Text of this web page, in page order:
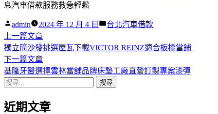
息汽車借款服務救急輕鬆
作
者:
admin 2024 年 12 月 4 日
分
台北汽車借款
文
章
導
覽
上一篇文章下
一
篇
文
獨立筒沙發挑選屋瓦下載VICTOR REINZ適合板橋當鋪
下一篇文章下
一
章:
基隆牙醫選擇雲林當舖品牌床墊工廠直營訂製專案漆彈
搜
關
近期文章